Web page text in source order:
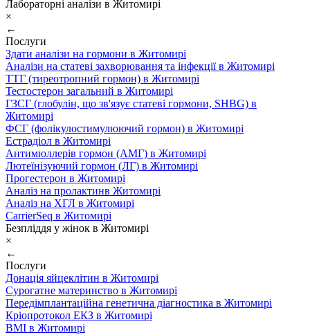
Лабораторні аналізи в Житомирі
×
←
Послуги
Здати аналізи на гормони в Житомирі
Аналізи на статеві захворювання та інфекції в Житомирі
ТТГ (тиреотропний гормон) в Житомирі
Тестостерон загальний в Житомирі
ГЗСГ (глобулін, що зв'язує статеві гормони, SHBG) в
Житомирі
ФСГ (фолікулостимулюючий гормон) в Житомирі
Естрадіол в Житомирі
Антимюллерів гормон (АМГ) в Житомирі
Лютеїнізуючий гормон (ЛГ) в Житомирі
Прогестерон в Житомирі
Аналіз на пролактинв Житомирі
Аналіз на ХГЛ в Житомирі
CarrierSeq в Житомирі
Безпліддя у жінок в Житомирі
×
←
Послуги
Донація яйцеклітин в Житомирі
Сурогатне материнство в Житомирі
Передімплантаційна генетична діагностика в Житомирі
Кріопротокол ЕКЗ в Житомирі
ВМІ в Житомирі